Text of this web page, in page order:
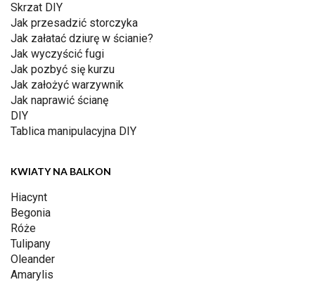
Skrzat DIY
Jak przesadzić storczyka
Jak załatać dziurę w ścianie?
Jak wyczyścić fugi
Jak pozbyć się kurzu
Jak założyć warzywnik
Jak naprawić ścianę
DIY
Tablica manipulacyjna DIY
KWIATY NA BALKON
Hiacynt
Begonia
Róże
Tulipany
Oleander
Amarylis